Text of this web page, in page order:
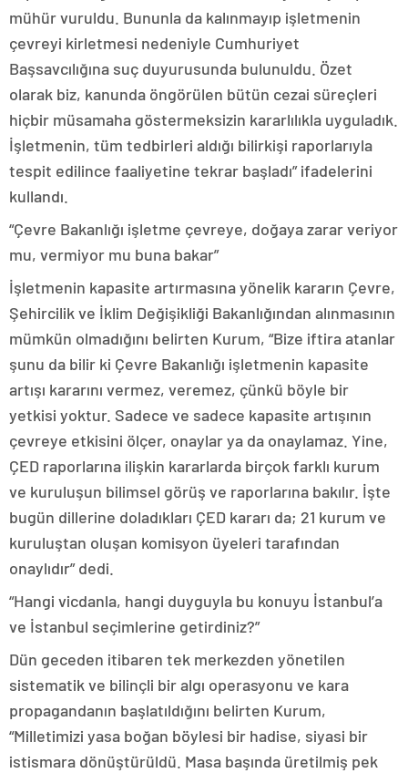
mühür vuruldu. Bununla da kalınmayıp işletmenin
çevreyi kirletmesi nedeniyle Cumhuriyet
Başsavcılığına suç duyurusunda bulunuldu. Özet
olarak biz, kanunda öngörülen bütün cezai süreçleri
hiçbir müsamaha göstermeksizin kararlılıkla uyguladık.
İşletmenin, tüm tedbirleri aldığı bilirkişi raporlarıyla
tespit edilince faaliyetine tekrar başladı” ifadelerini
kullandı.
“Çevre Bakanlığı işletme çevreye, doğaya zarar veriyor
mu, vermiyor mu buna bakar”
İşletmenin kapasite artırmasına yönelik kararın Çevre,
Şehircilik ve İklim Değişikliği Bakanlığından alınmasının
mümkün olmadığını belirten Kurum, “Bize iftira atanlar
şunu da bilir ki Çevre Bakanlığı işletmenin kapasite
artışı kararını vermez, veremez, çünkü böyle bir
yetkisi yoktur. Sadece ve sadece kapasite artışının
çevreye etkisini ölçer, onaylar ya da onaylamaz. Yine,
ÇED raporlarına ilişkin kararlarda birçok farklı kurum
ve kuruluşun bilimsel görüş ve raporlarına bakılır. İşte
bugün dillerine doladıkları ÇED kararı da; 21 kurum ve
kuruluştan oluşan komisyon üyeleri tarafından
onaylıdır” dedi.
“Hangi vicdanla, hangi duyguyla bu konuyu İstanbul’a
ve İstanbul seçimlerine getirdiniz?”
Dün geceden itibaren tek merkezden yönetilen
sistematik ve bilinçli bir algı operasyonu ve kara
propagandanın başlatıldığını belirten Kurum,
“Milletimizi yasa boğan böylesi bir hadise, siyasi bir
istismara dönüştürüldü. Masa başında üretilmiş pek